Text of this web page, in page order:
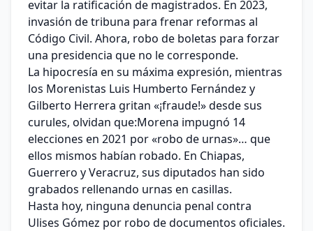
evitar la ratificación de magistrados. En 2023,
invasión de tribuna para frenar reformas al
Código Civil. Ahora, robo de boletas para forzar
una presidencia que no le corresponde.
La hipocresía en su máxima expresión, mientras
los Morenistas Luis Humberto Fernández y
Gilberto Herrera gritan «¡fraude!» desde sus
curules, olvidan que:Morena impugnó 14
elecciones en 2021 por «robo de urnas»… que
ellos mismos habían robado. En Chiapas,
Guerrero y Veracruz, sus diputados han sido
grabados rellenando urnas en casillas.
Hasta hoy, ninguna denuncia penal contra
Ulises Gómez por robo de documentos oficiales.